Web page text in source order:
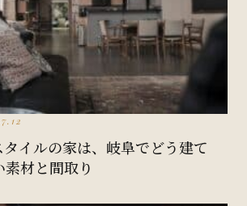
イルの家は、岐阜でどう建て
材と間取り